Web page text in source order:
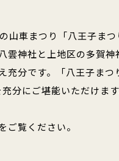
山車まつり「八王子ま
雲神社と上地区の多賀
充分です。「八王子ま
分にご堪能いただけま
覧ください。